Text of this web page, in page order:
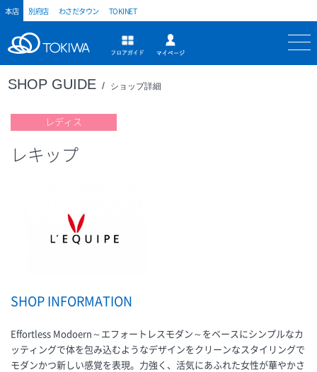
本店 別府店 わさだタウン TOKINET
トキハ フロアガイド
SHOP GUIDE ショップ詳細
レキップ
レディス
SHOP INFORMATION
Effortless Modoern～エフォートレスモダン～をベースにシンプルなカ
ッティングで体を包み込むようなデザインをクリーンなスタイリングで
モダンかつ新しい感覚を表現。力強く、活気にあふれた女性が華やかさ